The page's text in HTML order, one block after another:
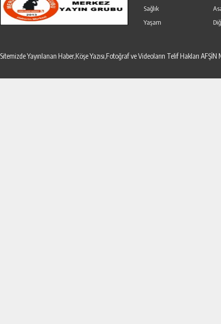
Sağlık
Yaşam
Sitemizde Yayınlanan Haber,Köşe Yazısı,Fotoğraf ve Videoların Telif Hakları